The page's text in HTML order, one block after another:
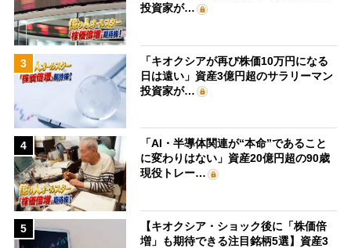
投資家が…
3
「キオクシアが再び株価10万円になる
日は遠い」資産3億円超のサラリーマン
投資家が…
4
「AI・半導体関連が“本命”であること
に変わりはない」資産20億円超の90歳
現役トレー…
5
【キオクシア・ショック後に「株価倍
増」も期待できる注目銘柄5選】資産3